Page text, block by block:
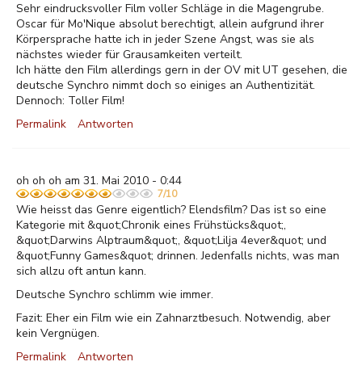
Sehr eindrucksvoller Film voller Schläge in die Magengrube.
Oscar für Mo'Nique absolut berechtigt, allein aufgrund ihrer
Körpersprache hatte ich in jeder Szene Angst, was sie als
nächstes wieder für Grausamkeiten verteilt.
Ich hätte den Film allerdings gern in der OV mit UT gesehen, die
deutsche Synchro nimmt doch so einiges an Authentizität.
Dennoch: Toller Film!
Permalink
Antworten
oh oh oh am 31. Mai 2010 - 0:44
7/10
Wie heisst das Genre eigentlich? Elendsfilm? Das ist so eine
Kategorie mit &quot;Chronik eines Frühstücks&quot;,
&quot;Darwins Alptraum&quot;, &quot;Lilja 4ever&quot; und
&quot;Funny Games&quot; drinnen. Jedenfalls nichts, was man
sich allzu oft antun kann.
Deutsche Synchro schlimm wie immer.
Fazit: Eher ein Film wie ein Zahnarztbesuch. Notwendig, aber
kein Vergnügen.
Permalink
Antworten